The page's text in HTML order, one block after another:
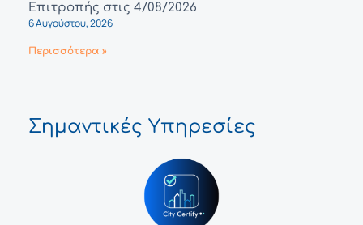
Επιτροπής στις 4/08/2026
6 Αυγούστου, 2026
Περισσότερα »
Σημαντικές Υπηρεσίες